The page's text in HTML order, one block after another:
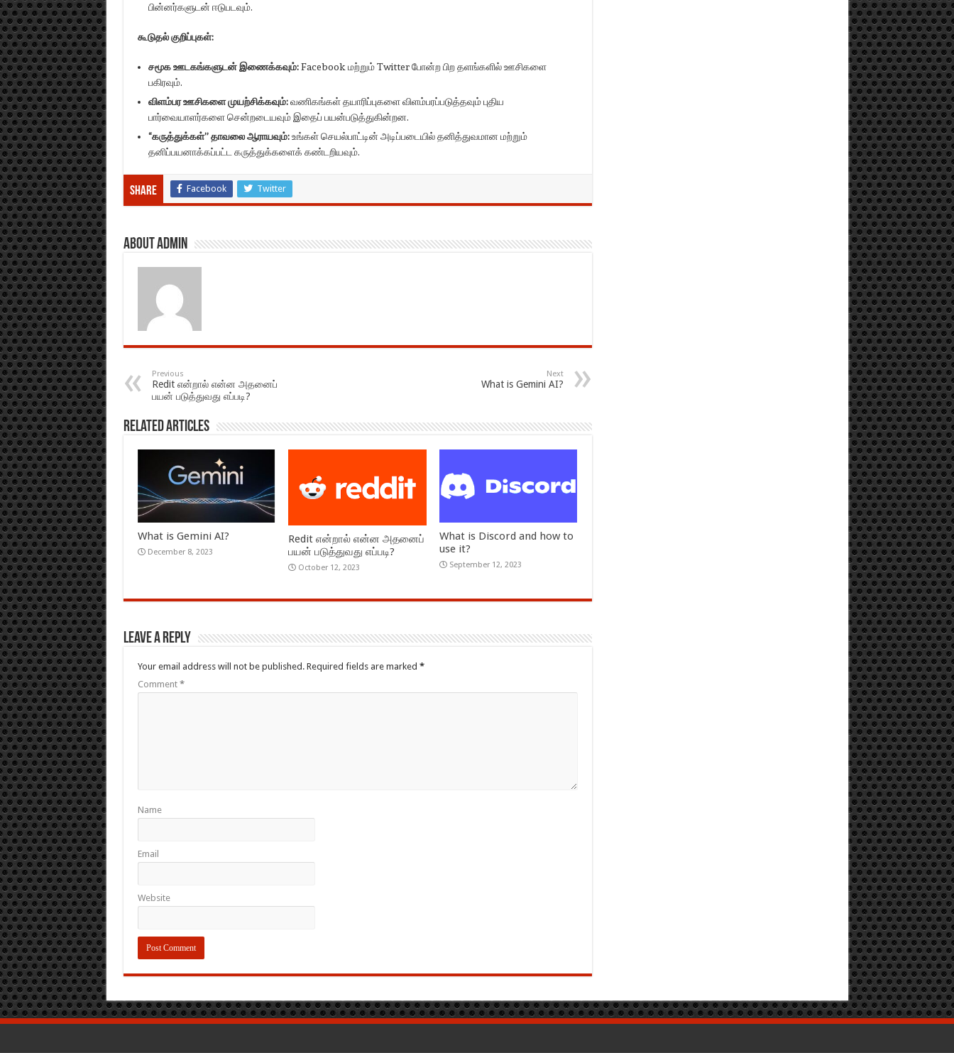
பின்னர்களுடன் ஈடுபடவும்.
கூடுதல் குறிப்புகள்:
சமூக ஊடகங்களுடன் இணைக்கவும்:Facebook மற்றும் Twitter போன்ற பிற தளங்களில் ஊசிகளை
பகிரவும்.
விளம்பர ஊசிகளை முயற்சிக்கவும்:வணிகங்கள் தயாரிப்புகளை விளம்பரப்படுத்தவும் புதிய
பார்வையாளர்களை சென்றடையவும் இதைப் பயன்படுத்துகின்றன.
“கருத்துக்கள்” தாவலை ஆராயவும்:உங்கள் செயல்பாட்டின் அடிப்படையில் தனித்துவமான மற்றும்
தனிப்பயனாக்கப்பட்ட கருத்துக்களைக் கண்டறியவும்.
Share Facebook Twitter
About admin
Previous
Redit என்றால் என்ன அதனைப்
பயன் படுத்துவது எப்படி?
Next
What is Gemini AI?
Related Articles
What is Gemini AI?
December 8, 2023
Redit என்றால் என்ன அதனைப்
பயன் படுத்துவது எப்படி?
October 12, 2023
What is Discord and how to
use it?
September 12, 2023
Leave a Reply
Your email address will not be published. Required fields are marked *
Comment *
Name
Email
Website